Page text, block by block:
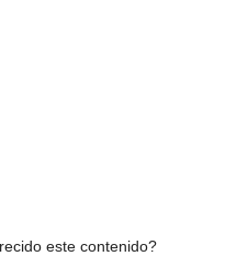
este contenido?